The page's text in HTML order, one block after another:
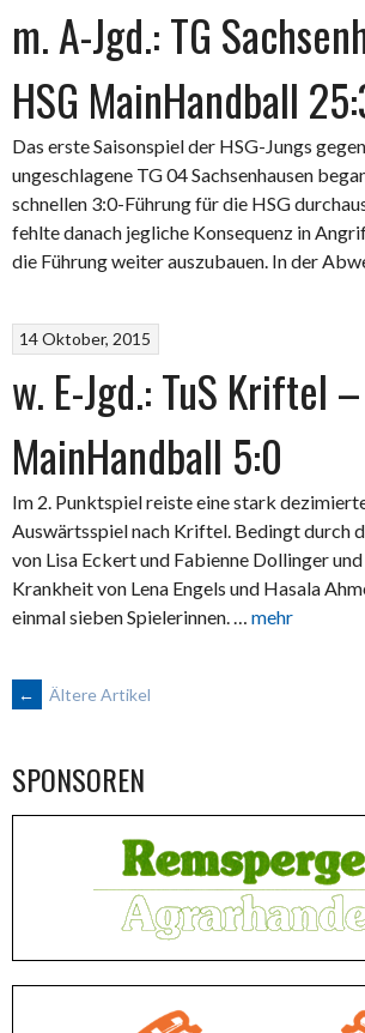
m. A-Jgd.: TG
HSG MainHandball
Das erste Saisonspiel der HSG-Jungs
ungeschlagene TG 04 Sachsenhausen
schnellen 3:0-Führung für die HSG
fehlte danach jegliche Konsequenz in
die Führung weiter auszubauen. In der
14 Oktober, 2015
w. E-Jgd.: TuS Kriftel
MainHandball 5:0
Im 2. Punktspiel reiste eine stark
Auswärtsspiel nach Kriftel. Bedingt durch
von Lisa Eckert und Fabienne Dollinger
Krankheit von Lena Engels und Hasala
einmal sieben Spielerinnen. … mehr
BEITRAGSNAVIGATION
← Ältere Artikel
SPONSOREN